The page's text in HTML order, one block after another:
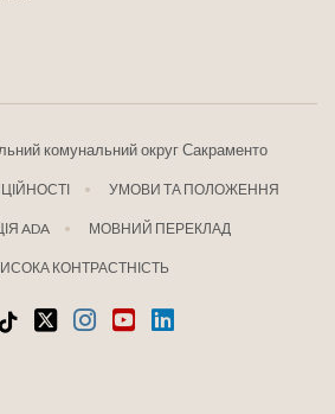
комунальний округ Сакраменто
УМОВИ ТА ПОЛОЖЕННЯ
ADA МОВНИЙ ПЕРЕКЛАД
КОНТРАСТНІСТЬ
TiktokтвіттерInstagram
youtubeLinkedIn